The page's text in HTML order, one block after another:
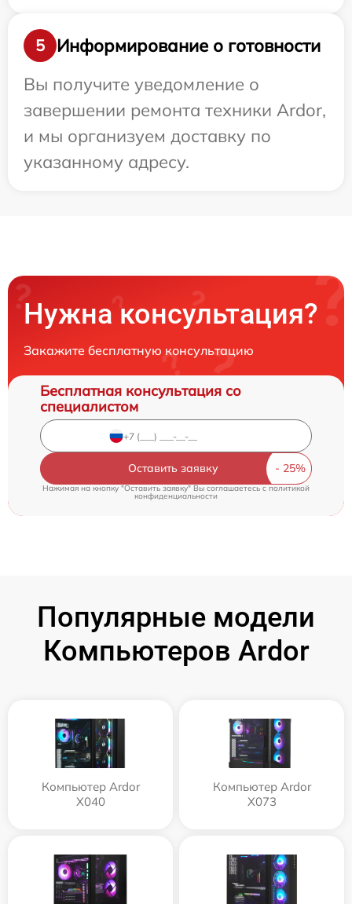
5
Информирование о готовности
Вы получите уведомление о
завершении ремонта техники Ardor,
и мы организуем доставку по
указанному адресу.
Нужна консультация?
Закажите бесплатную консультацию
Бесплатная консультация со
специалистом
Оставить заявку
Нажимая на кнопку "Оставить заявку" Вы соглашаетесь cполитикой
конфиденциальности
Популярные модели
Компьютеров Ardor
Компьютер Ardor
X040
Компьютер Ardor
X073